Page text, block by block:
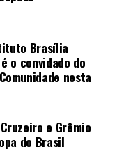
uma
se
Brasília
o convidado do
nesta
e Grêmio
do Brasil